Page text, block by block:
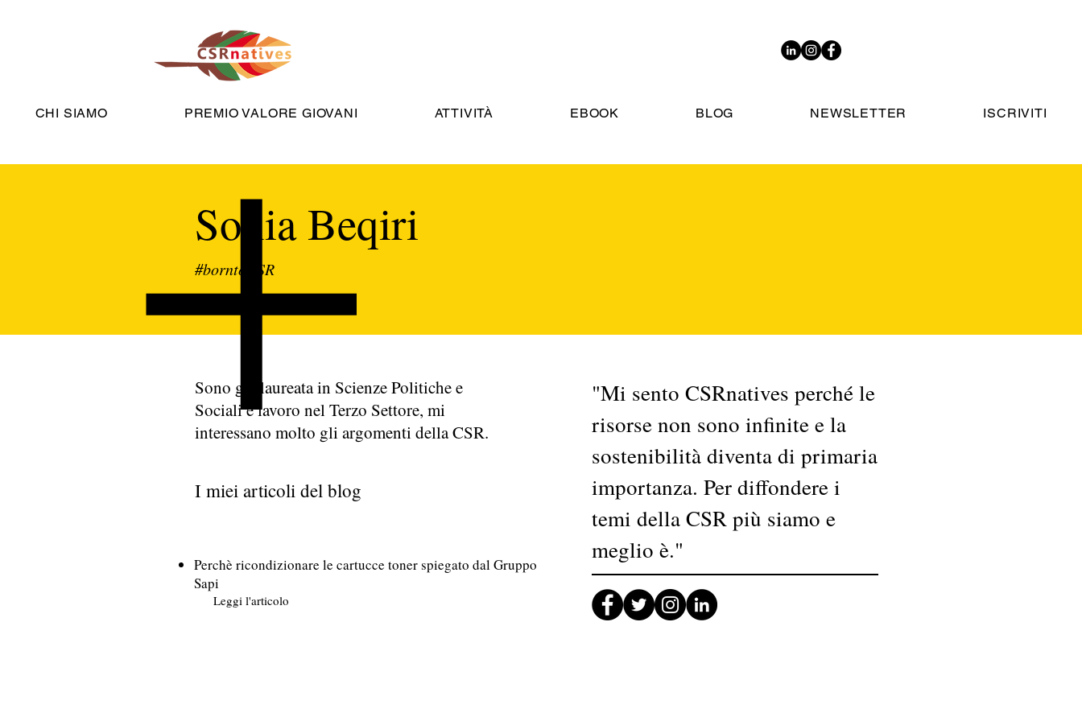
CHI SIAMO PREMIO VALORE GIOVANI ATTIVITÀ EBOOK BLOG NEWSLETTER ISCRIVITI
Sonia Beqiri
#borntoCSR
Sono già laureata in Scienze Politiche e
Sociali e lavoro nel Terzo Settore, mi
interessano molto gli argomenti della CSR.
I miei articoli del blog
Perchè ricondizionare le cartucce toner spiegato dal Gruppo
Sapi
Leggi l'articolo
"Mi sento CSRnatives perché le
risorse non sono infinite e la
sostenibilità diventa di primaria
importanza. Per diffondere i
temi della CSR più siamo e
meglio è."